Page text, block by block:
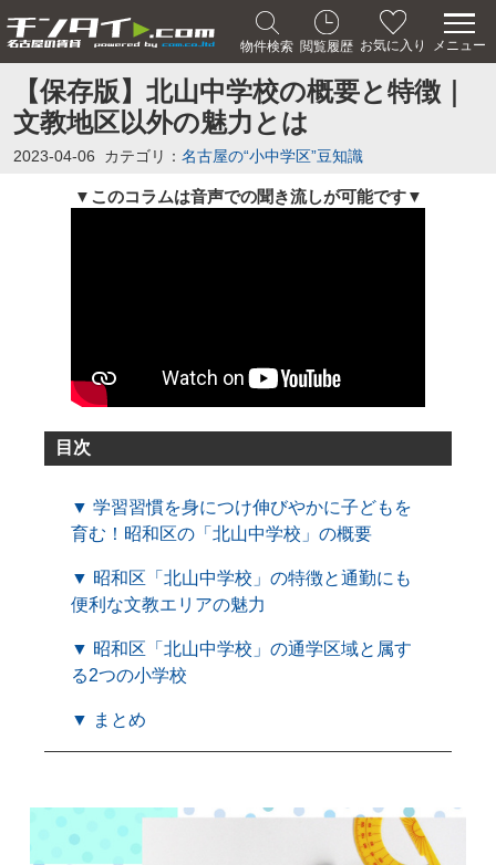
物件検索 閲覧履歴 お気に入り メニュー
【保存版】北山中学校の概要と特徴｜
文教地区以外の魅力とは
2023-04-06 カテゴリ： 名古屋の“小中学区”豆知識
▼ このコラムは音声での聞き流しが可能です▼
目次
▼ 学習習慣を身につけ伸びやかに子どもを
育む！昭和区の「北山中学校」の概要
▼ 昭和区「北山中学校」の特徴と通勤にも
便利な文教エリアの魅力
▼ 昭和区「北山中学校」の通学区域と属す
る2つの小学校
▼ まとめ